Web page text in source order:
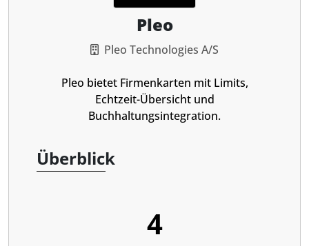
Pleo
Pleo Technologies A/S
Pleo bietet Firmenkarten mit Limits,
Echtzeit-Übersicht und
Buchhaltungsintegration.
Überblick
4